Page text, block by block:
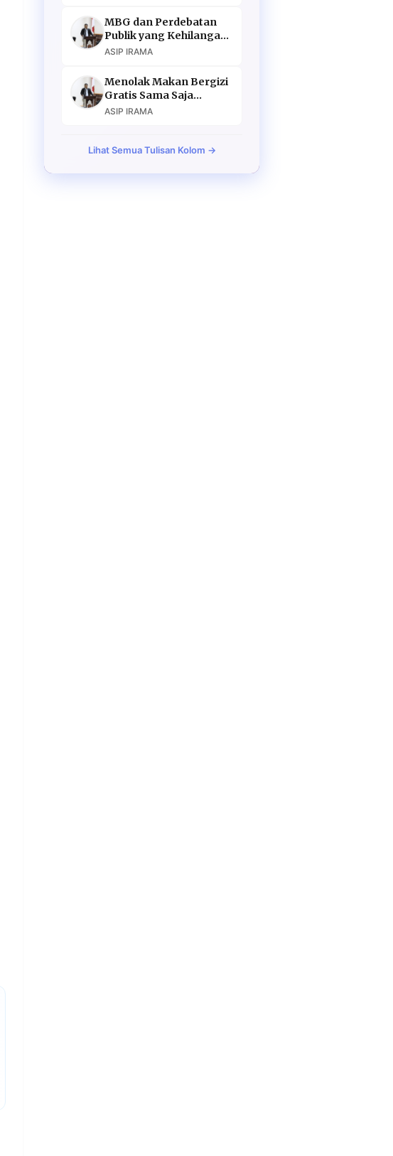
MBG dan Perdebatan
Publik yang Kehilangan
Argumen
ASIP IRAMA
Menolak Makan Bergizi
Gratis Sama Saja
Menolak Masa Depan
ASIP IRAMA
Lihat Semua Tulisan Kolom →